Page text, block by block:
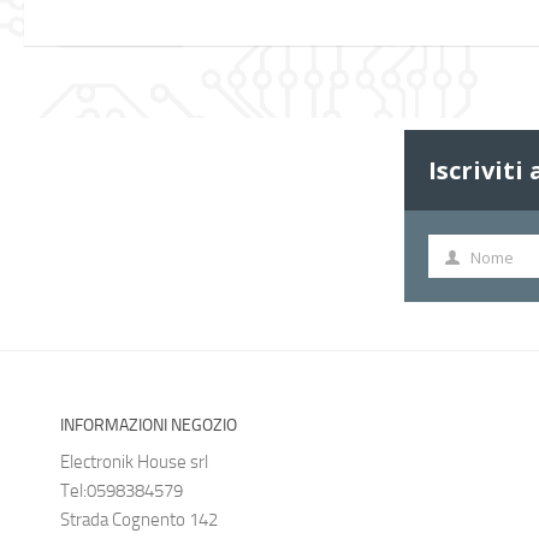
Iscriviti
Nome
Nome
INFORMAZIONI NEGOZIO
Electronik House srl
Tel:0598384579
Strada Cognento 142